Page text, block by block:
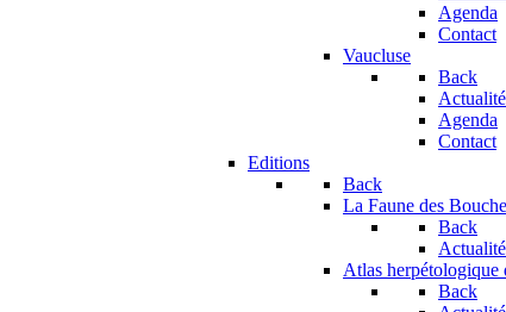
Agenda
Contact
Vaucluse
Back
Agenda
Contact
Editions
Back
La Faune des
Back
Atlas
Back